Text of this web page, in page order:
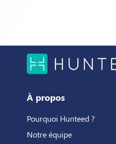
À propos
Pourquoi Hunteed ?
Notre équipe